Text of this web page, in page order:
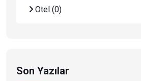
Otel (0)
Son Yazılar